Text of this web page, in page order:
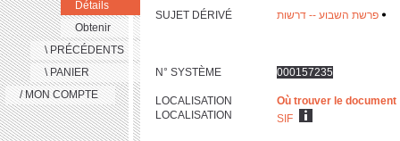
Détails
Obtenir
\ PRÉCÉDENTS
\ PANIER
/ MON COMPTE
SUJET DÉRIVÉ פרשת השבוע -- דרשות
N° SYSTÈME 000157235
LOCALISATION
Où trouver le document
LOCALISATION
SIF